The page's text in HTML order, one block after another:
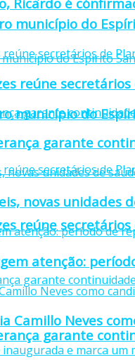
município do
reúne
garante
município do
reúne
garante
novas unidades
atenção:
Camillo Neves